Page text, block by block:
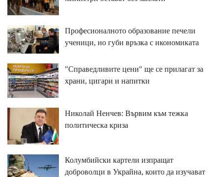
Професионалното образование печели
ученици, но губи връзка с икономиката
"Справедливите цени" ще се прилагат за
храни, цигари и напитки
Николай Ненчев: Вървим към тежка
политическа криза
Колумбийски картели изпращат
доброволци в Украйна, които да изучават